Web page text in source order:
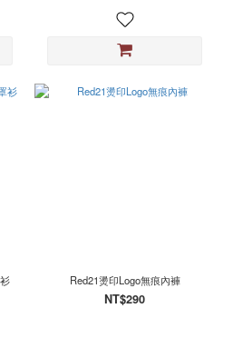
Red21燙印Logo無痕內褲
NT$290